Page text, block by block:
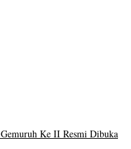
Ke II Resmi Dibuka